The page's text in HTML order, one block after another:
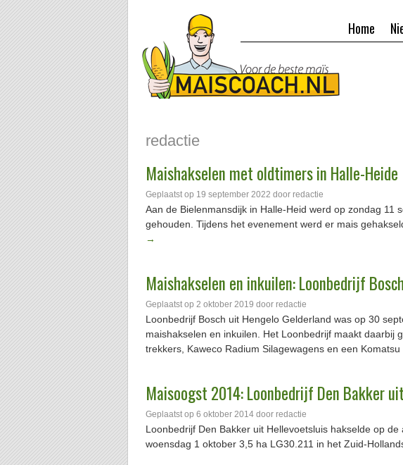
Home
redactie
Maishakselen met oldtimers in Halle-Heide
Geplaatst op 19 september 2022 door redactie
Aan de Bielenmansdijk in Halle-Heid werd op zondag 11
gehouden. Tijdens het evenement werd er mais
→
Maishakselen en inkuilen: Loonbedrijf Bosch
Geplaatst op 2 oktober 2019 door redactie
Loonbedrijf Bosch uit Hengelo Gelderland was op 30
maishakselen en inkuilen. Het Loonbedrijf maakt daarbij
trekkers, Kaweco Radium Silagewagens en een Komatsu
Maisoogst 2014: Loonbedrijf Den Bakker
Geplaatst op 6 oktober 2014 door redactie
Loonbedrijf Den Bakker uit Hellevoetsluis hakselde op de
woensdag 1 oktober 3,5 ha LG30.211 in het Zuid-